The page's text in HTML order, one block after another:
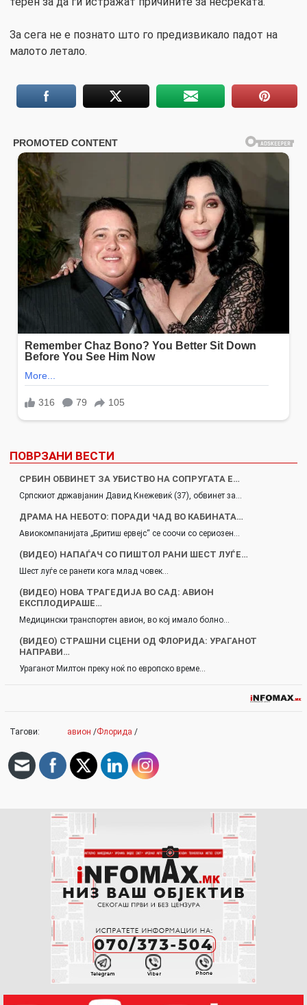
За сега не е познато што го предизвикало падот на
малото летало.
ПОВРЗАНИ ВЕСТИ
СРБИН ОБВИНЕТ ЗА УБИСТВО НА СОПРУГАТА Е…
Српскиот државјанин Давид Кнежевиќ (37), обвинет за…
ДРАМА НА НЕБОТО: ПОРАДИ ЧАД ВО КАБИНАТА…
Авиокомпанијата „Бритиш ервејс“ се соочи со сериозен…
(ВИДЕО) НАПАЃАЧ СО ПИШТОЛ РАНИ ШЕСТ ЛУЃЕ…
Шест луѓе се ранети кога млад човек…
(ВИДЕО) НОВА ТРАГЕДИЈА ВО САД: АВИОН
ЕКСПЛОДИРАШЕ…
Медицински транспортен авион, во кој имало болно…
(ВИДЕО) СТРАШНИ СЦЕНИ ОД ФЛОРИДА: УРАГАНОТ
НАПРАВИ…
Ураганот Милтон преку ноќ по европско време…
Тагови: авион /Флорида /